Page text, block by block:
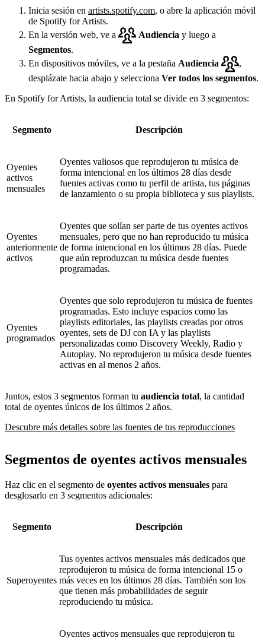
Inicia sesión en artists.spotify.com, o abre la aplicación móvil
de Spotify for Artists.
En la versión web, ve a
Audiencia y luego a
Segmentos.
En dispositivos móviles, ve a la pestaña Audiencia
,
desplázate hacia abajo y selecciona Ver todos los segmentos.
En Spotify for Artists, la audiencia total se divide en 3 segmentos:
Segmento Descripción
Oyentes
activos
mensuales
Oyentes valiosos que reprodujeron tu música de
forma intencional en los últimos 28 días desde
fuentes activas como tu perfil de artista, tus páginas
de lanzamiento o su propia biblioteca y sus playlists.
Oyentes
anteriormente
activos
Oyentes que solían ser parte de tus oyentes activos
mensuales, pero que no han reproducido tu música
de forma intencional en los últimos 28 días. Puede
que aún reproduzcan tu música desde fuentes
programadas.
Oyentes
programados
Oyentes que solo reprodujeron tu música de fuentes
programadas. Esto incluye espacios como las
playlists editoriales, las playlists creadas por otros
oyentes, sets de DJ con IA y las playlists
personalizadas como Discovery Weekly, Radio y
Autoplay. No reprodujeron tu música desde fuentes
activas en al menos 2 años.
Juntos, estos 3 segmentos forman tu audiencia total, la cantidad
total de oyentes únicos de los últimos 2 años.
Descubre más detalles sobre las fuentes de tus reproducciones
Segmentos de oyentes activos mensuales
Haz clic en el segmento de oyentes activos mensuales para
desglosarlo en 3 segmentos adicionales:
Segmento Descripción
Superoyentes
Tus oyentes activos mensuales más dedicados que
reprodujeron tu música de forma intencional 15 o
más veces en los últimos 28 días. También son los
que tienen más probabilidades de seguir
reproduciendo tu música.
Oyentes activos mensuales que reprodujeron tu